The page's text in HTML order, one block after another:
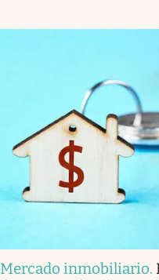
Mercado inmobiliario.